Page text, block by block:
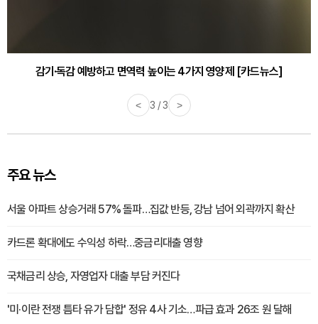
감기·독감 예방하고 면역력 높이는 4가지 영양제 [카드뉴스]
< 3 / 3 >
주요 뉴스
서울 아파트 상승거래 57% 돌파…집값 반등, 강남 넘어 외곽까지 확산
카드론 확대에도 수익성 하락…중금리대출 영향
국채금리 상승, 자영업자 대출 부담 커진다
'미·이란 전쟁 틈타 유가 담합' 정유 4사 기소…파급 효과 26조 원 달해